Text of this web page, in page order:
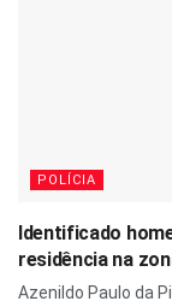
POLÍCIA
Identificado
residência na
Azenildo Paulo da